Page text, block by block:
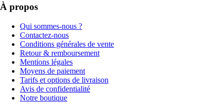
À propos
Qui sommes-nous ?
Contactez-nous
Conditions générales de vente
Retour & remboursement
Mentions légales
Moyens de paiement
Tarifs et options de livraison
Avis de confidentialité
Notre boutique